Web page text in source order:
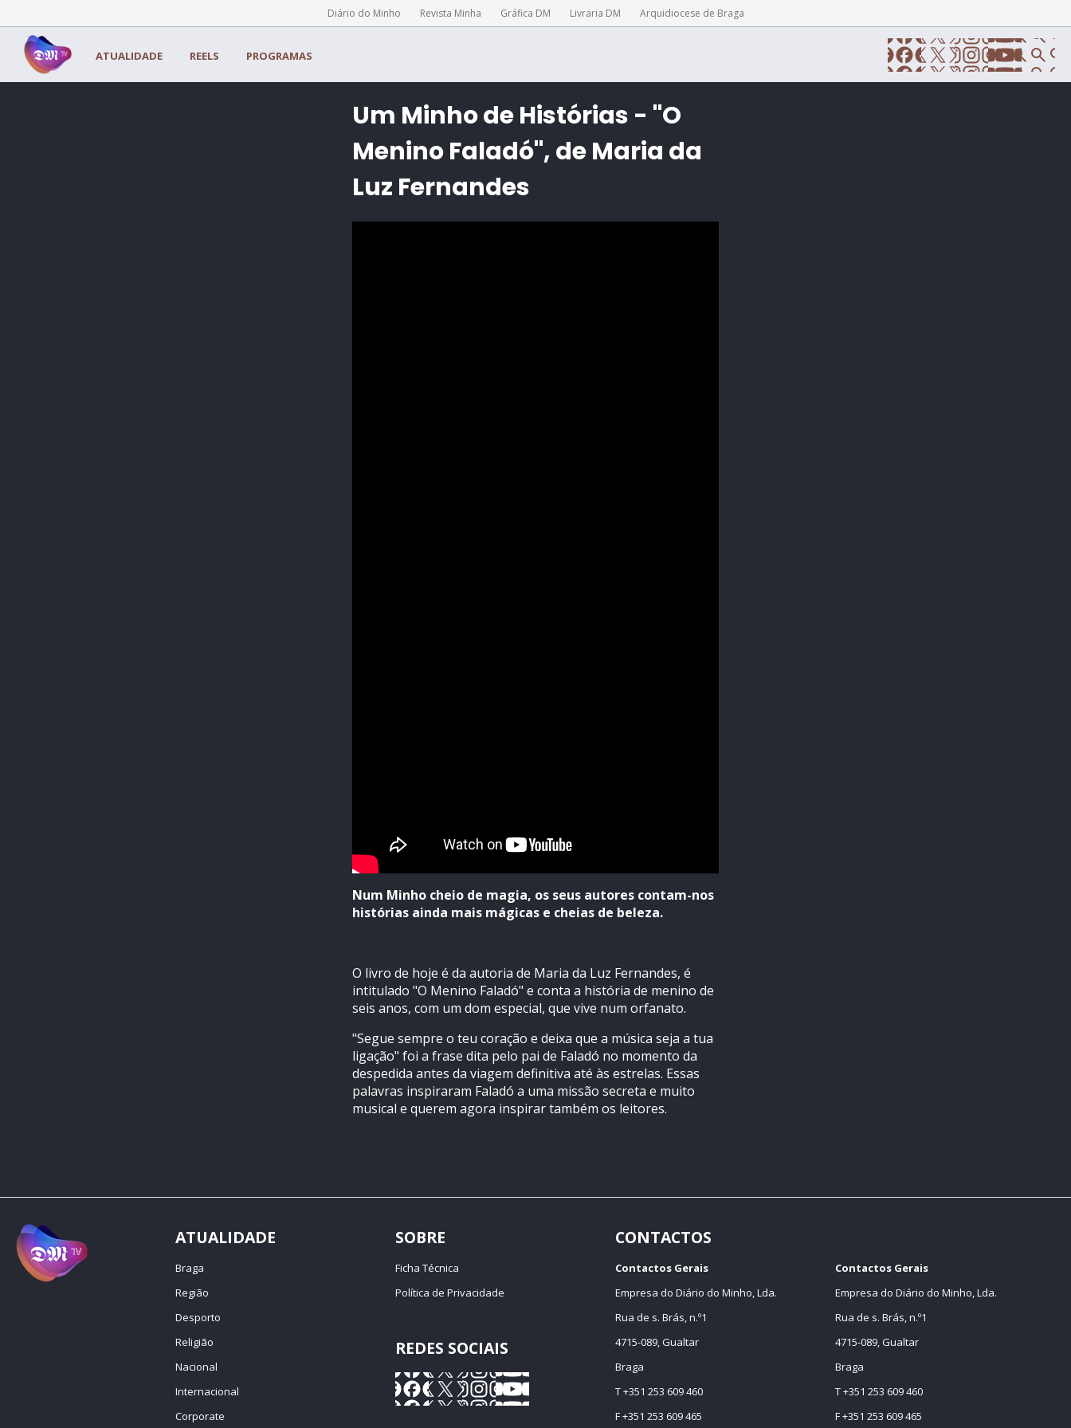
Diário do Minho Revista Minha Gráfica DM Livraria DM Arquidiocese de Braga
ATUALIDADE REELS PROGRAMAS
Um Minho de Histórias - "O
Menino Faladó", de Maria da
Luz Fernandes
Num Minho cheio de magia, os seus autores contam-nos
histórias ainda mais mágicas e cheias de beleza.
O livro de hoje é da autoria de Maria da Luz Fernandes, é
intitulado "O Menino Faladó" e conta a história de menino de
seis anos, com um dom especial, que vive num orfanato.
"Segue sempre o teu coração e deixa que a música seja a tua
ligação" foi a frase dita pelo pai de Faladó no momento da
despedida antes da viagem definitiva até às estrelas. Essas
palavras inspiraram Faladó a uma missão secreta e muito
musical e querem agora inspirar também os leitores.
ATUALIDADE
Braga
Região
Desporto
Religião
Nacional
Internacional
Corporate
SOBRE
Ficha Técnica
Política de Privacidade
REDES SOCIAIS
CONTACTOS
Contactos Gerais
Empresa do Diário do Minho, Lda.
Rua de s. Brás, n.º1
4715-089, Gualtar
Braga
T +351 253 609 460
F +351 253 609 465
Contactos Gerais
Empresa do Diário do Minho, Lda.
Rua de s. Brás, n.º1
4715-089, Gualtar
Braga
T +351 253 609 460
F +351 253 609 465